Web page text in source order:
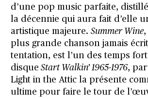
d’une pop music parfaite,
la décennie qui aura fait d’elle
artistique majeure.Summer Wine,
plus grande chanson jamais
tentation, est l’un des temps
disque Start Walkin’ 1965-1976,
Light in the Attic la présente
ultime pour faire le tour de